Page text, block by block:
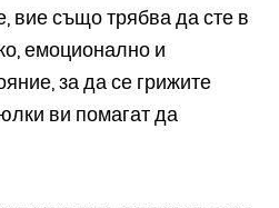
вие също трябва да сте в
емоционално и
за да се грижите
ви помагат да